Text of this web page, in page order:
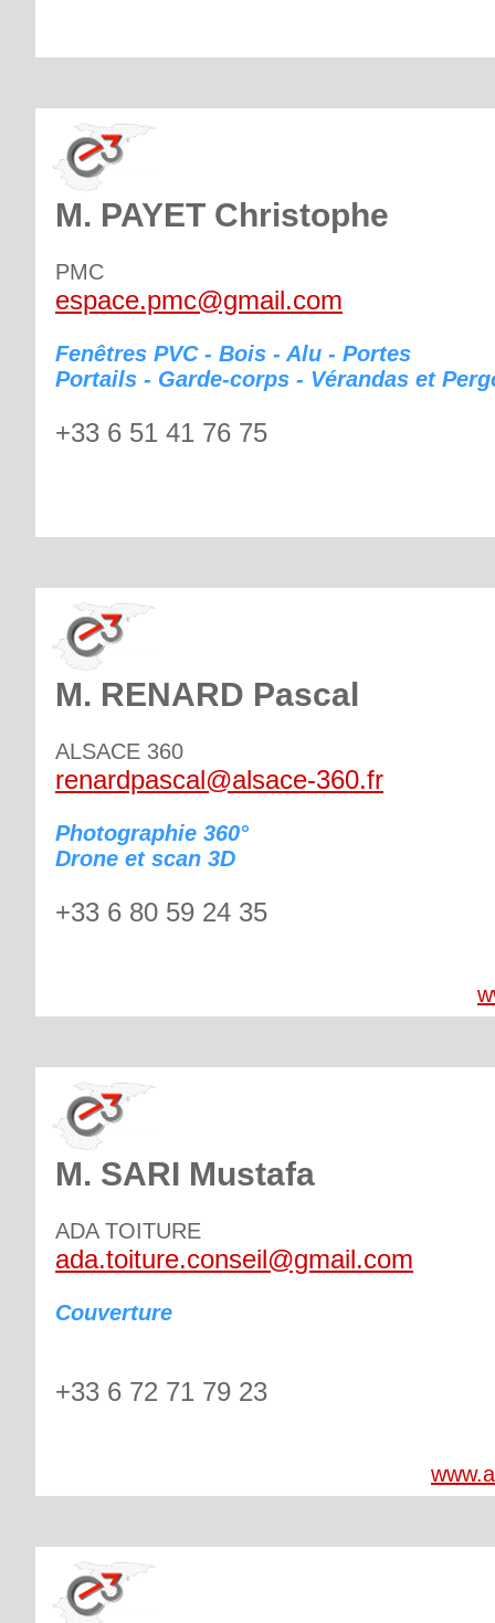
M. PAYET Christophe
PMC
espace.pmc@gmail.com
Fenêtres PVC - Bois - Alu - Portes
Portails - Garde-corps - Vérandas et
+33 6 51 41 76 75
M. RENARD Pascal
ALSACE 360
renardpascal@alsace-360.fr
Photographie 360°
Drone et scan 3D
+33 6 80 59 24 35
M. SARI Mustafa
ADA TOITURE
ada.toiture.conseil@gmail.com
Couverture
+33 6 72 71 79 23